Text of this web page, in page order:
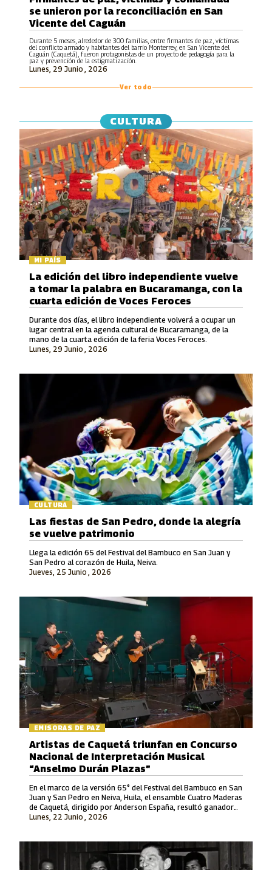
Lunes, 29 Junio , 2026
se unieron por la reconciliación en San
Vicente del Caguán
Durante 5 meses, alrededor de 300 familias, entre firmantes de paz, víctimas
del conflicto armado y habitantes del barrio Monterrey, en San Vicente del
Caguán (Caquetá), fueron protagonistas de un proyecto de pedagogía para la
paz y prevención de la estigmatización.
Ver todo
CULTURA
MI PAÍS
Durante dos días, el libro independiente volverá a ocupar un
lugar central en la agenda cultural de Bucaramanga, de la
mano de la cuarta edición de la feria Voces Feroces.
Lunes, 29 Junio , 2026
La edición del libro independiente vuelve
a tomar la palabra en Bucaramanga, con la
cuarta edición de Voces Feroces
CULTURA
Jueves, 25 Junio , 2026
Las fiestas de San Pedro, donde la alegría
se vuelve patrimonio
Llega la edición 65 del Festival del Bambuco en San Juan y
San Pedro al corazón de Huila, Neiva.
EMISORAS DE PAZ
Lunes, 22 Junio , 2026
Artistas de Caquetá triunfan en Concurso
Nacional de Interpretación Musical
“Anselmo Durán Plazas”
En el marco de la versión 65° del Festival del Bambuco en San
Juan y San Pedro en Neiva, Huila, el ensamble Cuatro Maderas
de Caquetá, dirigido por Anderson España, resultó ganador
en la Modalidad Vocal.